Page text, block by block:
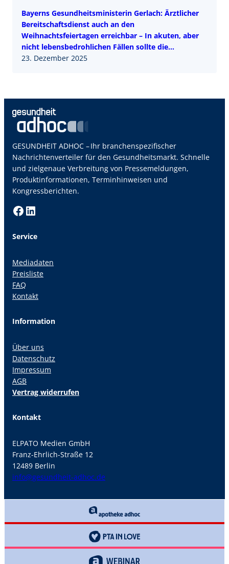
Bayerns Gesundheitsministerin Gerlach: Ärztlicher
Bereitschaftsdienst auch an den
Weihnachtsfeiertagen erreichbar – In akuten, aber
nicht lebensbedrohlichen Fällen sollte die
Telefonnummer 116 117 gewählt werden oder
23. Dezember 2025
GESUNDHEIT ADHOC – Ihr branchenspezifischer
Nachrichtenverteiler für den Gesundheitsmarkt. Schnelle
und zielgenaue Verbreitung von Pressemeldungen,
Produktinformationen, Terminhinweisen und
Kongressberichten.
Facebook LinkedIn
Service
Mediadaten
Preisliste
FAQ
Kontakt
Information
Über uns
Datenschutz
Impressum
AGB
Vertrag widerrufen
Kontakt
ELPATO Medien GmbH
Franz-Ehrlich-Straße 12
12489 Berlin
info@gesundheit-adhoc.de